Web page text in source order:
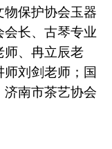
保护协会玉器
长、古琴专业
师、冉立辰老
刘剑老师；国
济南市茶艺协会